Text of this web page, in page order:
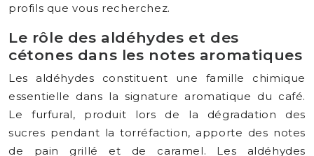
profils que vous recherchez.
Le rôle des aldéhydes et des
cétones dans les notes aromatiques
Les aldéhydes constituent une famille chimique
essentielle dans la signature aromatique du café.
Le furfural, produit lors de la dégradation des
sucres pendant la torréfaction, apporte des notes
de pain grillé et de caramel. Les aldéhydes